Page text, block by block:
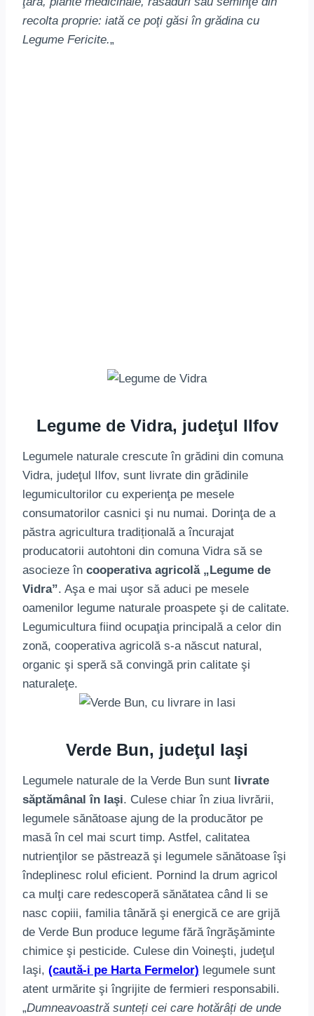
recolta proprie: iată ce poţi găsi în grădina cu
Legume Fericite.„
Legume de Vidra, judeţul Ilfov
Legumele naturale crescute în grădini din comuna
Vidra, judeţul Ilfov, sunt livrate din grădinile
legumicultorilor cu experienţa pe mesele
consumatorilor casnici şi nu numai. Dorinţa de a
păstra agricultura tradițională a încurajat
producatorii autohtoni din comuna Vidra să se
asocieze în cooperativa agricolă „Legume de
Vidra”. Aşa e mai uşor să aduci pe mesele
oamenilor legume naturale proaspete şi de calitate.
Legumicultura fiind ocupaţia principală a celor din
zonă, cooperativa agricolă s-a născut natural,
organic şi speră să convingă prin calitate şi
naturaleţe.
Verde Bun, judeţul Iaşi
Legumele naturale de la Verde Bun sunt livrate
săptămânal în Iaşi. Culese chiar în ziua livrării,
legumele sănătoase ajung de la producător pe
masă în cel mai scurt timp. Astfel, calitatea
nutrienţilor se păstrează şi legumele sănătoase îşi
îndeplinesc rolul eficient. Pornind la drum agricol
ca mulţi care redescoperă sănătatea când li se
nasc copiii, familia tânără şi energică ce are grijă
de Verde Bun produce legume fără îngrăşăminte
chimice şi pesticide. Culese din Voineşti, judeţul
Iaşi, (caută-i pe Harta Fermelor) legumele sunt
atent urmărite şi îngrijite de fermieri responsabili.
„Dumneavoastră sunteți cei care hotărâți de unde